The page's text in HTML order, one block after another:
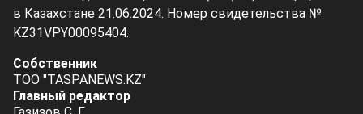
в Казахстане 21.06.2024. Номер свидетельства №
KZ31VPY00095404.
Собственник
ТОО "TASPANEWS.KZ"
Главный редактор